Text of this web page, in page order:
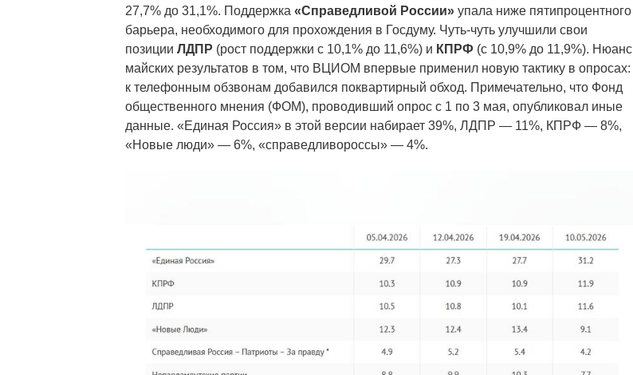
27,7% до 31,1%. Поддержка «Справедливой России» упала ниже пятипроцентного
барьера, необходимого для прохождения в Госдуму. Чуть-чуть улучшили свои
позиции ЛДПР (рост поддержки с 10,1% до 11,6%) и КПРФ (с 10,9% до 11,9%). Нюанс
майских результатов в том, что ВЦИОМ впервые применил новую тактику в опросах:
к телефонным обзвонам добавился поквартирный обход. Примечательно, что Фонд
общественного мнения (ФОМ), проводивший опрос с 1 по 3 мая, опубликовал иные
данные. «Единая Россия» в этой версии набирает 39%, ЛДПР — 11%, КПРФ — 8%,
«Новые люди» — 6%, «справедливороссы» — 4%.